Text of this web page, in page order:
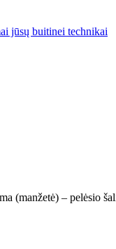
jūsų buitinei technikai
(manžetė) – pelėsio